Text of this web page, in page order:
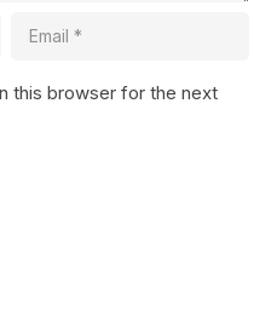
this browser for the next